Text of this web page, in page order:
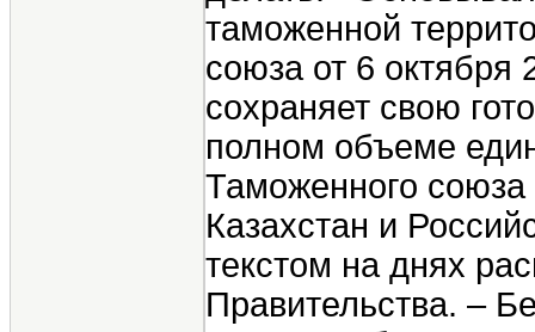
таможенной
союза от 6 октября
сохраняет свою
полном объеме
Таможенного союза
Казахстан и
текстом на днях
Правительства. –